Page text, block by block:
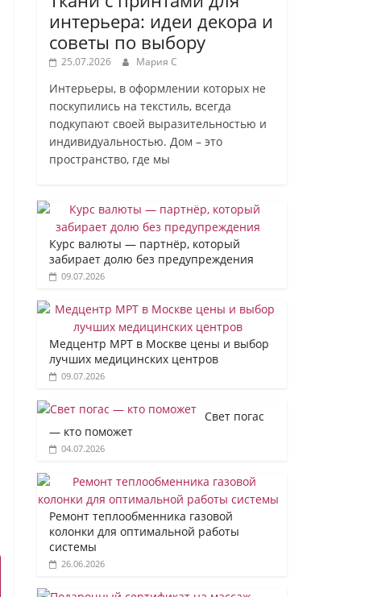
интерьера: идеи декора и
советы по выбору
25.07.2026 Мария С
Интерьеры, в оформлении которых не
поскупились на текстиль, всегда
подкупают своей выразительностью и
индивидуальностью. Дом – это
пространство, где мы
Курс валюты — партнёр, который
забирает долю без предупреждения
09.07.2026
Медцентр МРТ в Москве цены и выбор
лучших медицинских центров
09.07.2026
Свет погас
— кто поможет
04.07.2026
Ремонт теплообменника газовой
колонки для оптимальной работы
системы
26.06.2026